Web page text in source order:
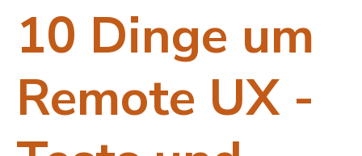
10 Dinge um
Remote UX -